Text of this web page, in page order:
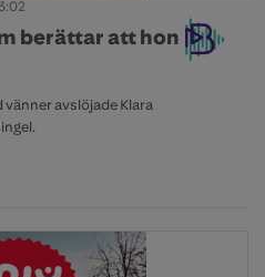
berättar att hon
vänner avslöjade Klara